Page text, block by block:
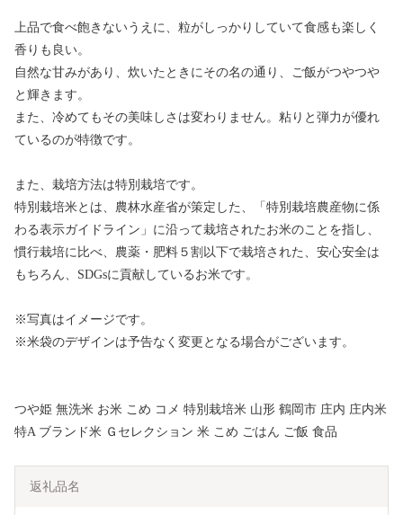
上品で食べ飽きないうえに、粒がしっかりしていて食感も楽しく
香りも良い。
自然な甘みがあり、炊いたときにその名の通り、ご飯がつやつや
と輝きます。
また、冷めてもその美味しさは変わりません。粘りと弾力が優れ
ているのが特徴です。
また、栽培方法は特別栽培です。
特別栽培米とは、農林水産省が策定した、「特別栽培農産物に係
わる表示ガイドライン」に沿って栽培されたお米のことを指し、
慣行栽培に比べ、農薬・肥料５割以下で栽培された、安心安全は
もちろん、SDGsに貢献しているお米です。
※写真はイメージです。
※米袋のデザインは予告なく変更となる場合がございます。
つや姫 無洗米 お米 こめ コメ 特別栽培米 山形 鶴岡市 庄内 庄内米
特A ブランド米 Ｇセレクション 米 こめ ごはん ご飯 食品
返礼品名